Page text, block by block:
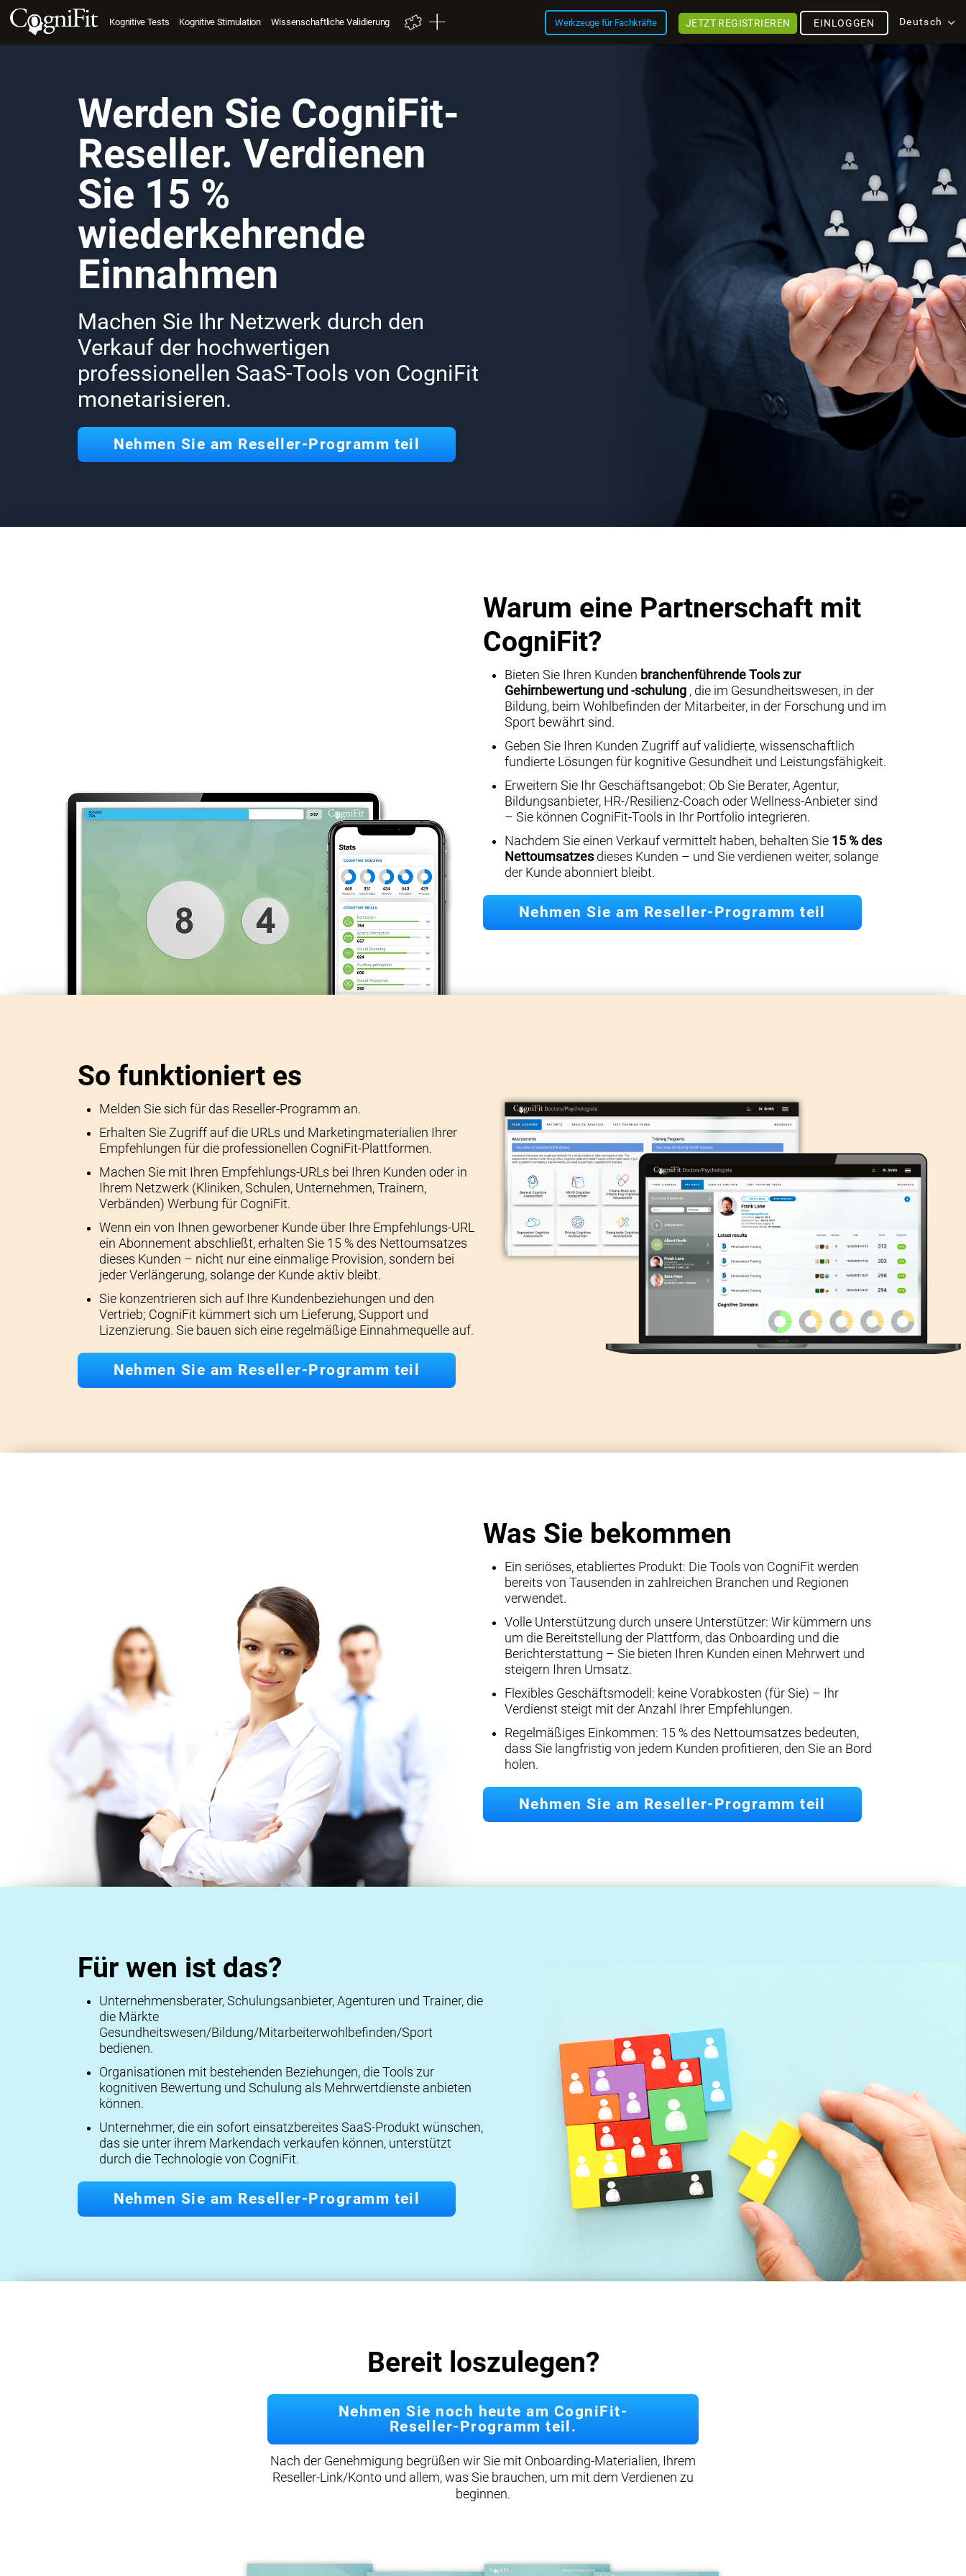
Kognitive Tests Kognitive Stimulation Wissenschaftliche Validierung Werkzeuge für Fachkräfte Deutsch
EINLOGGEN
JETZT REGISTRIEREN
Werden Sie CogniFit-
Reseller. Verdienen
Sie 15 %
wiederkehrende
Einnahmen
Machen Sie Ihr Netzwerk durch den
Verkauf der hochwertigen
professionellen SaaS-Tools von CogniFit
monetarisieren.
Nehmen Sie am Reseller-Programm teil
Warum eine Partnerschaft mit
CogniFit?
Bieten Sie Ihren Kunden branchenführende Tools zur
Gehirnbewertung und -schulung , die im Gesundheitswesen, in der
Bildung, beim Wohlbefinden der Mitarbeiter, in der Forschung und im
Sport bewährt sind.
Geben Sie Ihren Kunden Zugriff auf validierte, wissenschaftlich
fundierte Lösungen für kognitive Gesundheit und Leistungsfähigkeit.
Erweitern Sie Ihr Geschäftsangebot: Ob Sie Berater, Agentur,
Bildungsanbieter, HR-/Resilienz-Coach oder Wellness-Anbieter sind
– Sie können CogniFit-Tools in Ihr Portfolio integrieren.
Nachdem Sie einen Verkauf vermittelt haben, behalten Sie 15 % des
Nettoumsatzes dieses Kunden – und Sie verdienen weiter, solange
der Kunde abonniert bleibt.
Nehmen Sie am Reseller-Programm teil
So funktioniert es
Melden Sie sich für das Reseller-Programm an.
Erhalten Sie Zugriff auf die URLs und Marketingmaterialien Ihrer
Empfehlungen für die professionellen CogniFit-Plattformen.
Machen Sie mit Ihren Empfehlungs-URLs bei Ihren Kunden oder in
Ihrem Netzwerk (Kliniken, Schulen, Unternehmen, Trainern,
Verbänden) Werbung für CogniFit.
Wenn ein von Ihnen geworbener Kunde über Ihre Empfehlungs-URL
ein Abonnement abschließt, erhalten Sie 15 % des Nettoumsatzes
dieses Kunden – nicht nur eine einmalige Provision, sondern bei
jeder Verlängerung, solange der Kunde aktiv bleibt.
Sie konzentrieren sich auf Ihre Kundenbeziehungen und den
Vertrieb; CogniFit kümmert sich um Lieferung, Support und
Lizenzierung. Sie bauen sich eine regelmäßige Einnahmequelle auf.
Nehmen Sie am Reseller-Programm teil
Was Sie bekommen
Ein seriöses, etabliertes Produkt: Die Tools von CogniFit werden
bereits von Tausenden in zahlreichen Branchen und Regionen
verwendet.
Volle Unterstützung durch unsere Unterstützer: Wir kümmern uns
um die Bereitstellung der Plattform, das Onboarding und die
Berichterstattung – Sie bieten Ihren Kunden einen Mehrwert und
steigern Ihren Umsatz.
Flexibles Geschäftsmodell: keine Vorabkosten (für Sie) – Ihr
Verdienst steigt mit der Anzahl Ihrer Empfehlungen.
Regelmäßiges Einkommen: 15 % des Nettoumsatzes bedeuten,
dass Sie langfristig von jedem Kunden profitieren, den Sie an Bord
holen.
Nehmen Sie am Reseller-Programm teil
Für wen ist das?
Unternehmensberater, Schulungsanbieter, Agenturen und Trainer, die
die Märkte
Gesundheitswesen/Bildung/Mitarbeiterwohlbefinden/Sport
bedienen.
Organisationen mit bestehenden Beziehungen, die Tools zur
kognitiven Bewertung und Schulung als Mehrwertdienste anbieten
können.
Unternehmer, die ein sofort einsatzbereites SaaS-Produkt wünschen,
das sie unter ihrem Markendach verkaufen können, unterstützt
durch die Technologie von CogniFit.
Nehmen Sie am Reseller-Programm teil
Bereit loszulegen?
Nehmen Sie noch heute am CogniFit-
Reseller-Programm teil.
Nach der Genehmigung begrüßen wir Sie mit Onboarding-Materialien, Ihrem
Reseller-Link/Konto und allem, was Sie brauchen, um mit dem Verdienen zu
beginnen.